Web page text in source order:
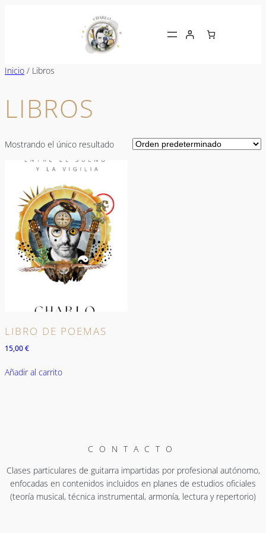
Inicio / Libros
LIBROS
Mostrando el único resultado
LIBRO DE POEMAS
15,00€
Añadir al carrito
CONTACTO
Clases particulares de guitarra impartidas por profesional autónomo,
enfocadas en contenidos incluidos en planes de estudios oficiales
(teoría musical, técnica instrumental, armonía, lectura y repertorio)